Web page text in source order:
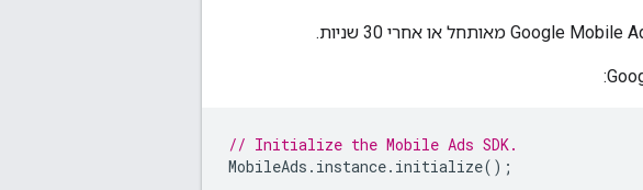
Google Mobile מאותחל או אחרי 30 שניות.
:
// Initialize the Mobile Ads SDK.
MobileAds . instance. initialize();